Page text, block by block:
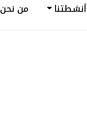
أنشطتنا من نحن